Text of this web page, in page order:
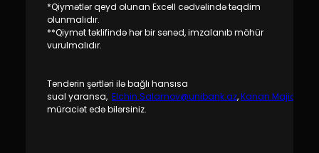
*Qiymətlər qeyd olunan Excell cədvəlində təqdim
olunmalıdır.
**Qiymət təklifində hər bir sənəd, imzalanıb möhür
vurulmalıdır.
Tenderin şərtləri ilə bağlı hansısa
sual yaransa, Elchin.Salamov@unibank.az,
müraciət edə bilərsiniz.